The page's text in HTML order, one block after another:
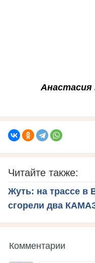
Анастасия
Читайте также:
Жуть: на трассе в
сгорели два
Комментарии